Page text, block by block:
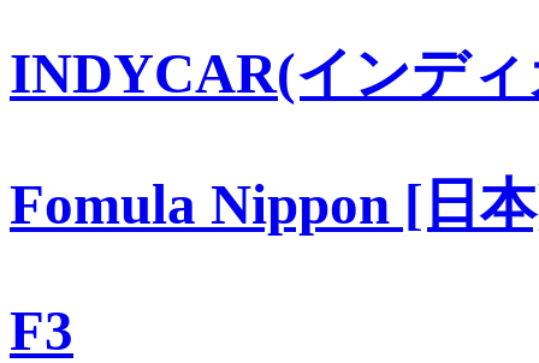
INDYCAR(インデ
Fomula Nippon [日
F3